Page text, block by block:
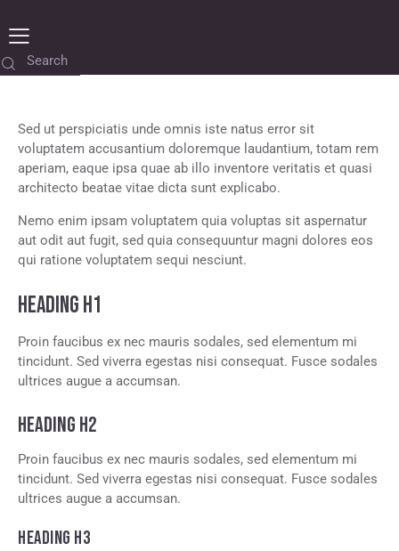
Sed ut perspiciatis unde omnis iste natus error sit
voluptatem accusantium doloremque laudantium, totam rem
aperiam, eaque ipsa quae ab illo inventore veritatis et quasi
architecto beatae vitae dicta sunt explicabo.
Nemo enim ipsam voluptatem quia voluptas sit aspernatur
aut odit aut fugit, sed quia consequuntur magni dolores eos
qui ratione voluptatem sequi nesciunt.
HEADING H1
Proin faucibus ex nec mauris sodales, sed elementum mi
tincidunt. Sed viverra egestas nisi consequat. Fusce sodales
ultrices augue a accumsan.
HEADING H2
Proin faucibus ex nec mauris sodales, sed elementum mi
tincidunt. Sed viverra egestas nisi consequat. Fusce sodales
ultrices augue a accumsan.
HEADING H3